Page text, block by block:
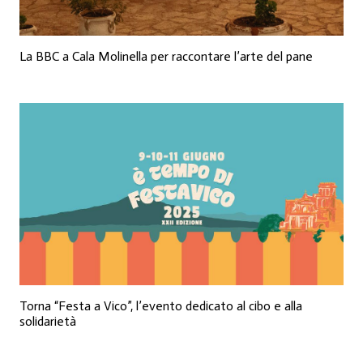
La BBC a Cala Molinella per raccontare l’arte del pane
Torna “Festa a Vico”, l’evento dedicato al cibo e alla
solidarietà